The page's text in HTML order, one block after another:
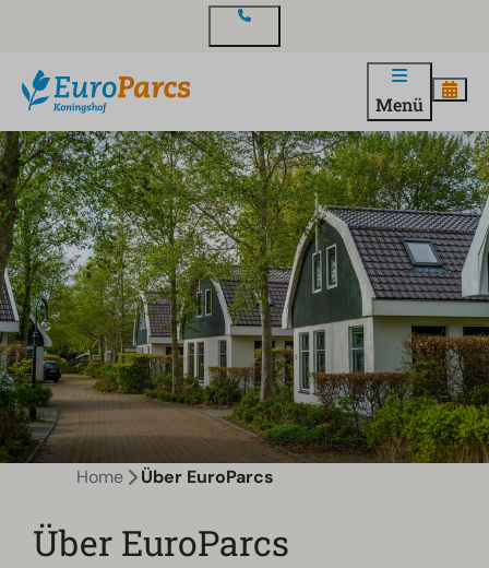
Menü
Home Über EuroParcs
Über EuroParcs